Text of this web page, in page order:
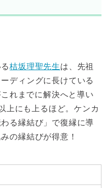
桔坂理聖先生は、先祖
ディングに長けている
れまでに解決へと導い
上にも上るほど。ケンカ
る縁結び」で復縁に導
の縁結びが得意！